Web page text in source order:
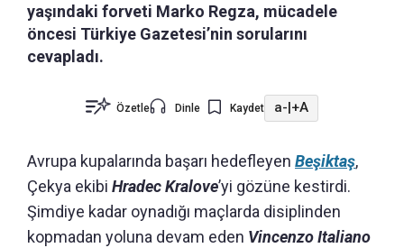
yaşındaki forveti Marko Regza, mücadele
öncesi Türkiye Gazetesi’nin sorularını
cevapladı.
Özetle Dinle Kaydet a- +A
Avrupa kupalarında başarı hedefleyen Beşiktaş,
Çekya ekibi Hradec Kralove’yi gözüne kestirdi.
Şimdiye kadar oynadığı maçlarda disiplinden
kopmadan yoluna devam eden Vincenzo Italiano